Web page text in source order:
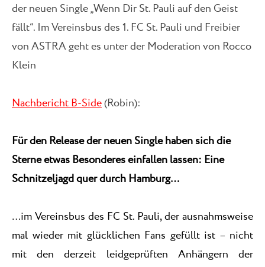
der neuen Single „Wenn Dir St. Pauli auf den Geist
fällt“. Im Vereinsbus des 1. FC St. Pauli und Freibier
von ASTRA geht es unter der Moderation von Rocco
Klein
Nachbericht B-Side(Robin):
Für den Release der neuen Single haben sich die
Sterne etwas Besonderes einfallen lassen: Eine
Schnitzeljagd quer durch Hamburg…
…im Vereinsbus des FC St. Pauli, der ausnahmsweise
mal wieder mit glücklichen Fans gefüllt ist – nicht
mit den derzeit leidgeprüften Anhängern der